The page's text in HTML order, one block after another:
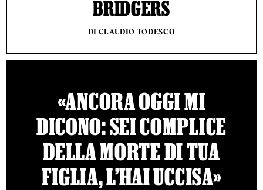
BRIDGERS
DI CLAUDIO TODESCO
«ANCORA OGGI MI
DICONO: SEI COMPLICE
DELLA MORTE DI TUA
FIGLIA, L’HAI UCCISA»